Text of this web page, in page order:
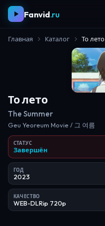
Fanvid.ru
Главная Каталог То лето
То лето
The Summer
Geu Yeoreum Movie / 그 여름
СТАТУС
Завершён
ГОД
2023
КАЧЕСТВО
WEB-DLRip 720p